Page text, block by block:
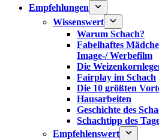
Empfehlungen
Wissenswert
Warum Schach?
Fabelhaftes
Image-/ Werbefilm
Die
Fairplay im Schach
Die 10 größten
Hausarbeiten
Geschichte des
Schachtipp des
Empfehlenswert